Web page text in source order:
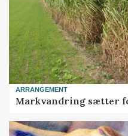
ARRANGEMENT
Markvandring sætter